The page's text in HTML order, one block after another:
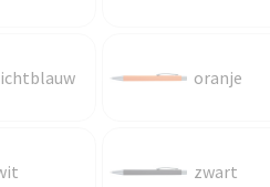
oranje
zwart